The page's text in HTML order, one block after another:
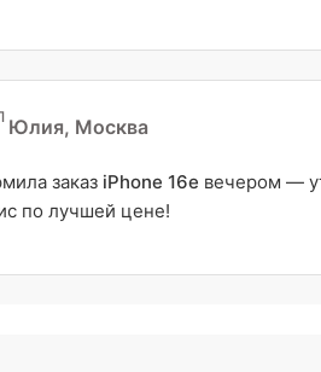
Юлия, Москва
заказ iPhone 16e вечером —
по лучшей цене!